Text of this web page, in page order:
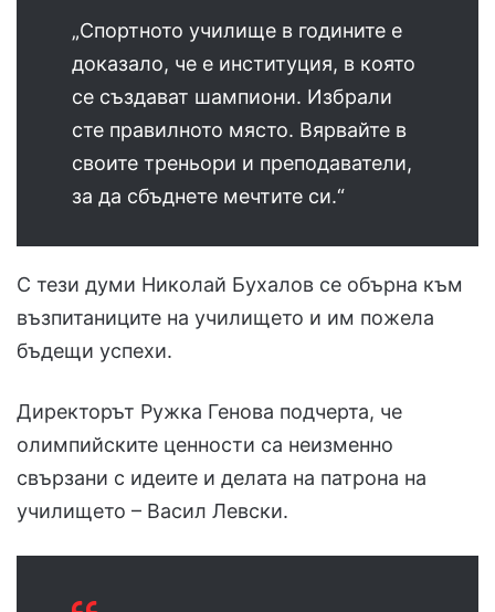
„Спортното училище в годините е
доказало, че е институция, в която
се създават шампиони. Избрали
сте правилното място. Вярвайте в
своите треньори и преподаватели,
за да сбъднете мечтите си.“
С тези думи Николай Бухалов се обърна към
възпитаниците на училището и им пожела
бъдещи успехи.
Директорът Ружка Генова подчерта, че
олимпийските ценности са неизменно
свързани с идеите и делата на патрона на
училището – Васил Левски.